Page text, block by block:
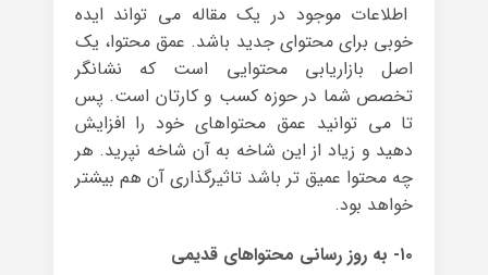
اطلاعات موجود در یک مقاله می تواند ایده
خوبی برای محتوای جدید باشد. عمق محتوا، یک
اصل بازاریابی محتوایی است که نشانگر
تخصص شما در حوزه کسب و کارتان است. پس
تا می توانید عمق محتواهای خود را افزایش
دهید و زیاد از این شاخه به آن شاخه نپرید. هر
چه محتوا عمیق تر باشد تاثیرگذاری آن هم بیشتر
خواهد بود.
۱۰- به روز رسانی محتواهای قدیمی